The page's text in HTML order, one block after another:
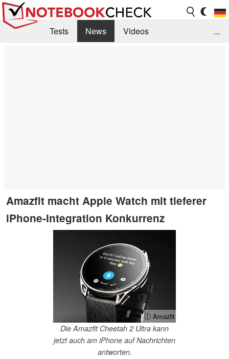
Tests News
Videos
...
Amazfit macht Apple Watch mit tieferer
iPhone-Integration Konkurrenz
ⓘ Amazfit
Die Amazfit Cheetah 2 Ultra kann
jetzt auch am iPhone auf Nachrichten
antworten.